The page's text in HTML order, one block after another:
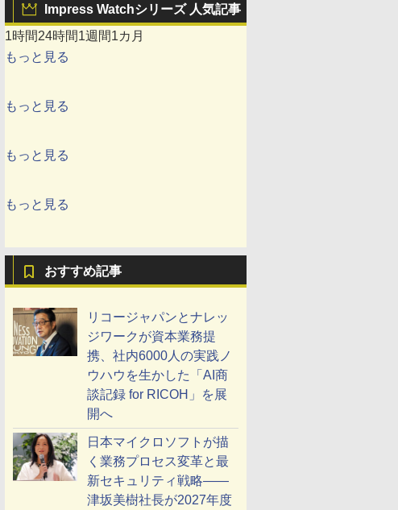
Impress Watchシリーズ 人気記事
1時間24時間1週間1カ月
もっと見る
もっと見る
もっと見る
もっと見る
おすすめ記事
リコージャパンとナレッ
ジワークが資本業務提
携、社内6000人の実践ノ
ウハウを生かした「AI商
談記録 for RICOH」を展
開へ
日本マイクロソフトが描
く業務プロセス変革と最
新セキュリティ戦略――
津坂美樹社長が2027年度